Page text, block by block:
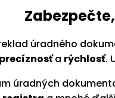
úradného
precíznosťa rýchlosť.
úradných